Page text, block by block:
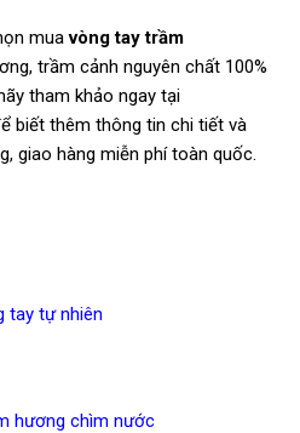
muavòng tay trầm
, trầm cảnh nguyên chất 100%
tham khảo ngay tại
biết thêm thông tin chi tiết và
giao hàng miễn phí toàn quốc.
tay tự nhiên
hương chìm nước